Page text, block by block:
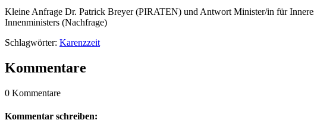
Kleine Anfrage Dr. Patrick Breyer (PIRATEN) und Antwort Minister/in für
Innenministers (Nachfrage)
Schlagwörter: Karenzzeit
Kommentare
0 Kommentare
Kommentar schreiben: